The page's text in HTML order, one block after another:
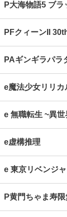
P大海物語5 ブラ
PFクィーンII
PAギンギラパラ
e魔法少女リリカ
e 無職転生 ~異
e虚構推理
e 東京リベンジ
P黄門ちゃま寿